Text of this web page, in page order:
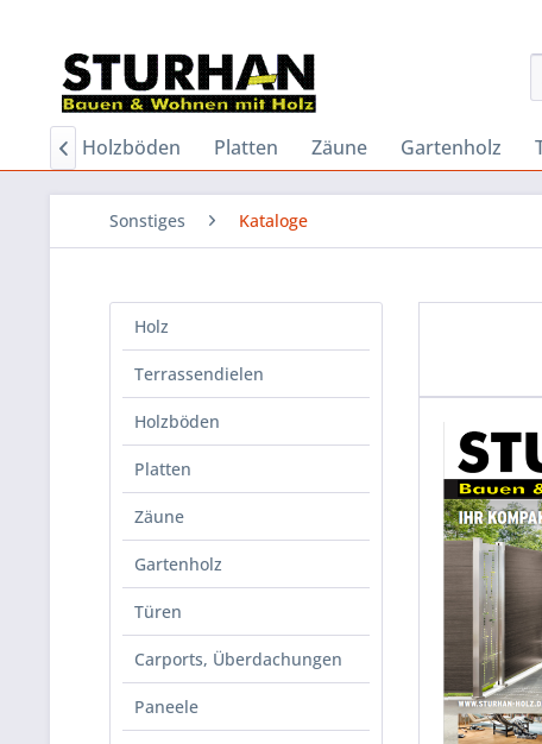
Holzböden Platten Zäune Gartenholz

Sonstiges Kataloge
Holz
Terrassendielen
Holzböden
Platten
Zäune
Gartenholz
Türen
Carports, Überdachungen
Paneele